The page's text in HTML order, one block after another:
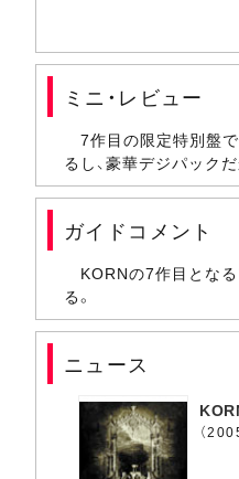
ミニ・レビュー
7作目の限定特別盤
るし、豪華デジパック
ガイドコメント
KORNの7作目とな
る。
ニュース
（